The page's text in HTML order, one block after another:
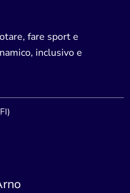
fare sport e
inclusivo e